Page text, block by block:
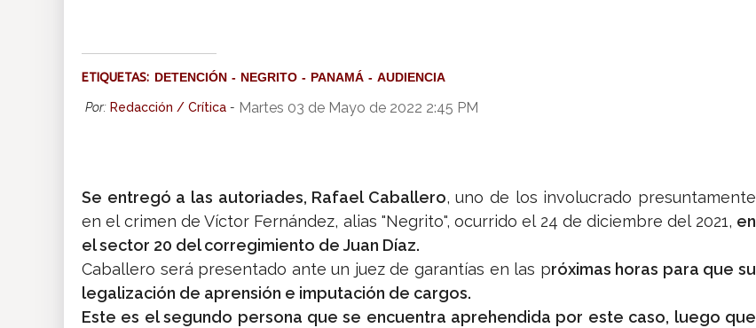
ETIQUETAS: DETENCIÓN NEGRITO PANAMÁ AUDIENCIA
Por: Redacción / Crítica - Martes 03 de Mayo de 2022 2:45 PM
Se entregó a las autoriades, Rafael Caballero, uno de los involucrado presuntamente
en el crimen de Víctor Fernández, alias "Negrito", ocurrido el 24 de diciembre del 2021, en
el sector 20 del corregimiento de Juan Díaz.
Caballero será presentado ante un juez de garantías en las próximas horas para que su
legalización de aprensión e imputación de cargos.
Este es el segundo persona que se encuentra aprehendida por este caso, luego que